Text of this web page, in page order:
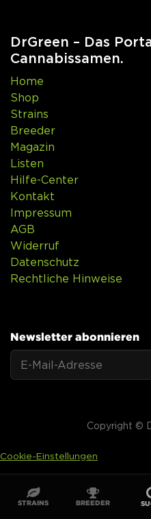
DrGreen – Das
Cannabissamen.
Home
Shop
Strains
Breeder
Magazin
Listen
Hilfe-Center
Kontakt
Impressum
AGB
Widerruf
Datenschutz
Rechtliche Hinweise
Newsletter abonnieren
Copyright ©
Cookie-Einstellungen
STRAINS BREEDER